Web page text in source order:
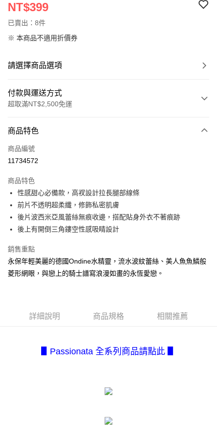
NT$399
已賣出：8件
※ 本商品不適用折價券
請選擇商品選項
付款與運送方式
超取滿NT$2,500免運
信用卡一次付款
信用卡分期付款
合作金庫商業銀行
華南商業銀行
彰化商業銀行
上海商業儲蓄銀行
台北富邦商業銀行
國泰世華商業銀行
兆豐國際商業銀行
臺灣中小企業銀行
台中商業銀行
聯邦商業銀行
元大商業銀行
永豐商業銀行
台新國際商業銀行
中國信託商業銀行
超商取貨付款
LINE Pay
街口支付
大哥付你分期
相關說明
成交易。
法說明評估內容。
2.透過簡訊連結打開帳單後，可選擇「超商條碼／台灣大直營門市／銀行轉
帳／街口支付／iPASS MONEY」等通路繳費。
1.本服務係由「台灣大哥大股份有限公司」（以下簡稱本公司）所提供，讓
【關於「AFTEE先享後付」】
AFTEE先享後付是「在收到商品之後才付款」的支付方式。 讓您購物簡單
２．便利：只要手機號碼，簡訊認證，即可結帳。
３．安心：先確認商品／服務後，再付款。
結帳頁面，進行簡訊認證並確認金額後，即可完成結帳。
ATM／網路銀行／等多元方式進行付款，方視為交易完成。
※ 請注意：結帳手續完成當下不需立刻繳費，但若您需要取消訂單，請聯絡
每筆NT$80，滿NT$2,500(含以上)免運費
每筆NT$80，滿NT$2,500(含以上)免運費
每筆NT$80，滿NT$2,500(含以上)免運費
商品特色
商品編號
11734572
商品特色
性感甜心必備款，高衩設計拉長腿部線條
前片不透明超柔纖，修飾私密肌膚
後片波西米亞風蕾絲無痕收邊，搭配貼身外衣不著痕跡
後上有開倒三角鏤空性感吸睛設計
銷售重點
永保年輕美麗的德國Ondine水精靈，流水波紋蕾絲、美人魚魚鱗般
菱形網眼，與戀上的騎士譜寫浪漫如畫的永恆愛戀。
詳細說明 商品規格 相關推薦
▋Passionata 全系列商品請點此 ▋